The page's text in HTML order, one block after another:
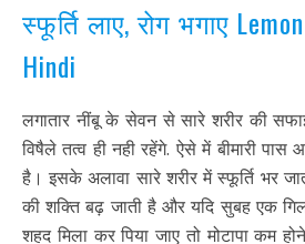
स्फूर्ति लाए, रोग भगाए
Hindi
लगातार नींबू के सेवन से सारे शरीर की
विषैले तत्व ही नही रहेंगे. ऐसे में बीमारी
है। इसके अलावा सारे शरीर में स्फूर्ति भर
की शक्ति बढ़ जाती है और यदि सुबह एक
शहद मिला कर पिया जाए तो मोटापा कम